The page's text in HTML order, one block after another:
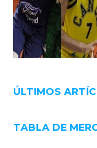
ÚLTIMOS
TABLA DE